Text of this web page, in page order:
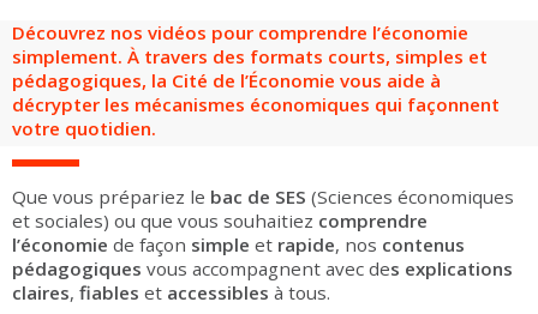
Découvrez nos vidéos pour comprendre l’économie
simplement. À travers des formats courts, simples et
pédagogiques, la Cité de l’Économie vous aide à
décrypter les mécanismes économiques qui façonnent
votre quotidien.
Que vous prépariez le bac de SES (Sciences économiques
et sociales) ou que vous souhaitiez comprendre
l’économie de façon simple et rapide, nos contenus
pédagogiques vous accompagnent avec des explications
claires, fiables et accessibles à tous.